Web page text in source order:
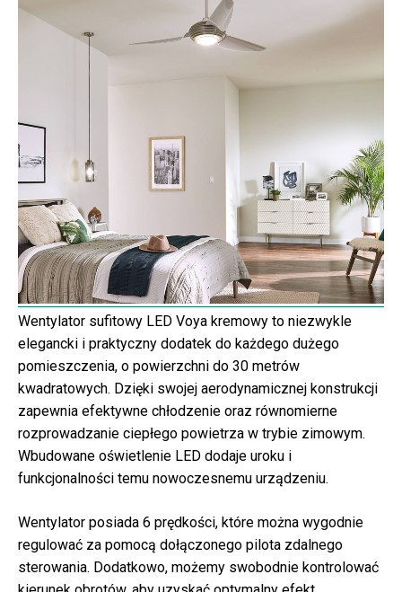
Wentylator sufitowy LED Voya kremowy to niezwykle
elegancki i praktyczny dodatek do każdego dużego
pomieszczenia, o powierzchni do 30 metrów
kwadratowych. Dzięki swojej aerodynamicznej konstrukcji
zapewnia efektywne chłodzenie oraz równomierne
rozprowadzanie ciepłego powietrza w trybie zimowym.
Wbudowane oświetlenie LED dodaje uroku i
funkcjonalności temu nowoczesnemu urządzeniu.
Wentylator posiada 6 prędkości, które można wygodnie
regulować za pomocą dołączonego pilota zdalnego
sterowania. Dodatkowo, możemy swobodnie kontrolować